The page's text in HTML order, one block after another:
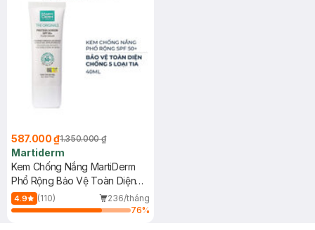
587.000 ₫1.350.000 ₫
Martiderm
Kem Chống Nắng MartiDerm
Phổ Rộng Bảo Vệ Toàn Diện
40ml
4.9 (110)
236/tháng
76%